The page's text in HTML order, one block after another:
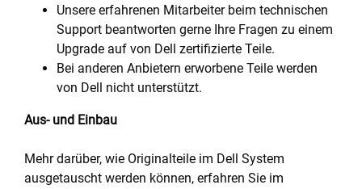
Unsere erfahrenen Mitarbeiter beim technischen
Support beantworten gerne Ihre Fragen zu einem
Upgrade auf von Dell zertifizierte Teile.
Bei anderen Anbietern erworbene Teile werden
von Dell nicht unterstützt.
Aus- und Einbau
Mehr darüber, wie Originalteile im Dell System
ausgetauscht werden können, erfahren Sie im